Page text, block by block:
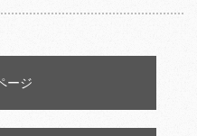
ージ